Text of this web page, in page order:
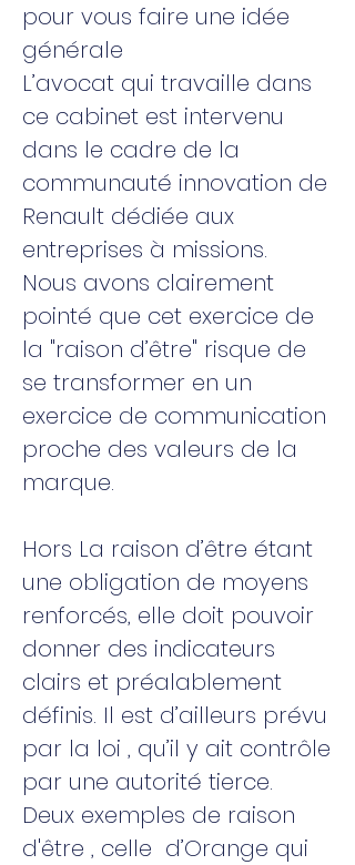
pour vous faire une idée
générale
L’avocat qui travaille dans
ce cabinet est intervenu
dans le cadre de la
communauté innovation de
Renault dédiée aux
entreprises à missions.
Nous avons clairement
pointé que cet exercice de
la "raison d’être" risque de
se transformer en un
exercice de communication
proche des valeurs de la
marque.
Hors La raison d’être étant
une obligation de moyens
renforcés, elle doit pouvoir
donner des indicateurs
clairs et préalablement
définis. Il est d’ailleurs prévu
par la loi , qu’il y ait contrôle
par une autorité tierce.
Deux exemples de raison
d'être , celle d’Orange qui